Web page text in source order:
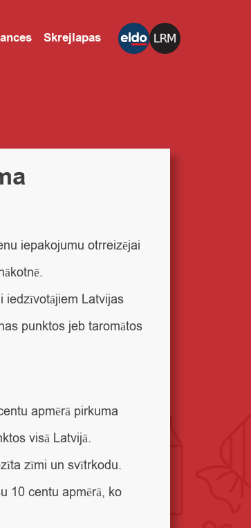
Skrejlapas
iepakojumu otrreizējai
iedzīvotājiem Latvijas
punktos jeb taromātos
apmērā pirkuma
visā Latvijā.
zīmi un svītrkodu.
10 centu apmērā, ko